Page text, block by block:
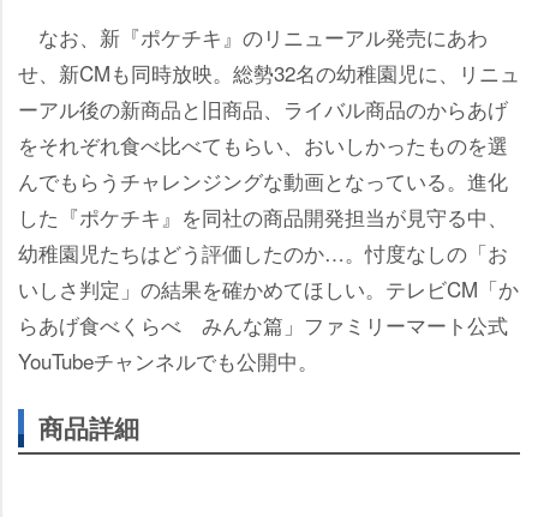
なお、新『ポケチキ』のリニューアル発売にあわ
せ、新CMも同時放映。総勢32名の幼稚園児に、リニュ
ーアル後の新商品と旧商品、ライバル商品のからあげ
をそれぞれ食べ比べてもらい、おいしかったものを選
んでもらうチャレンジングな動画となっている。進化
した『ポケチキ』を同社の商品開発担当が見守る中、
幼稚園児たちはどう評価したのか…。忖度なしの「お
いしさ判定」の結果を確かめてほしい。テレビCM「か
らあげ食べくらべ みんな篇」ファミリーマート公式
YouTubeチャンネルでも公開中。
商品詳細